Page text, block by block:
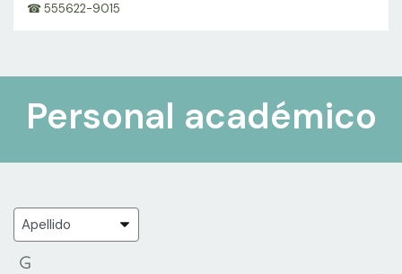
☎ 555622-9015
Personal académico
G